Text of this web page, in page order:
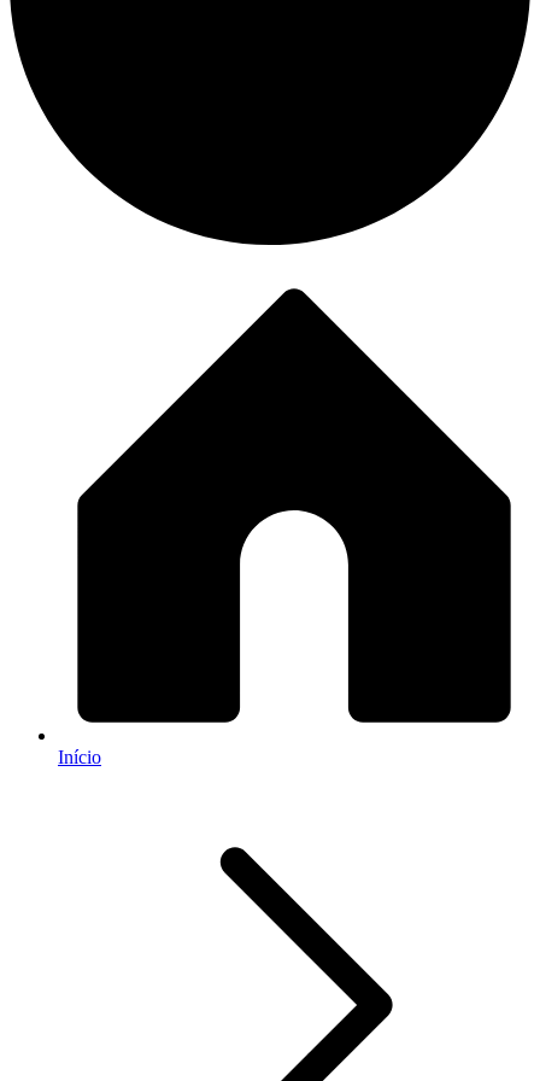
Início